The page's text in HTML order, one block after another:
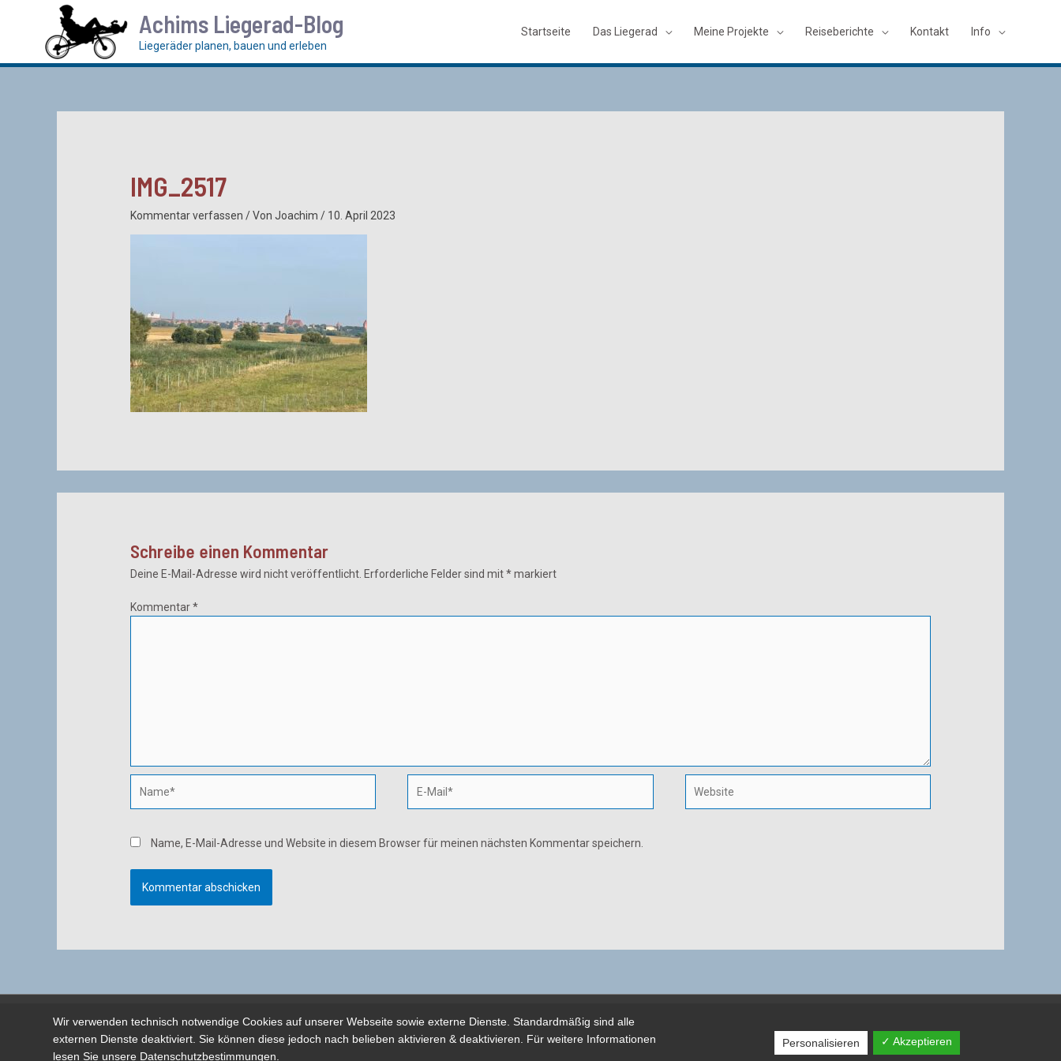
Achims Liegerad-Blog
Liegeräder planen, bauen und erleben
Startseite Das Liegerad Meine Projekte Reiseberichte Kontakt Info
IMG_2517
Kommentar verfassen / VonJoachim/ 10. April 2023
Schreibe einen Kommentar
Deine E-Mail-Adresse wird nicht veröffentlicht. Erforderliche Felder sind mit*markiert
Kommentar*
Mail*
Name, E-Mail-Adresse und Website in diesem Browser für meinen nächsten Kommentar speichern.
Copyright © 2026 Joachim Wittkowski - Powered by sunnygames GmbH
Wir verwenden technisch notwendige Cookies auf unserer Webseite sowie externe Dienste. Standardmäßig sind alle
externen Dienste deaktiviert. Sie können diese jedoch nach belieben aktivieren & deaktivieren. Für weitere Informationen
lesen Sie unsere Datenschutzbestimmungen.
✓ Akzeptieren
Personalisieren